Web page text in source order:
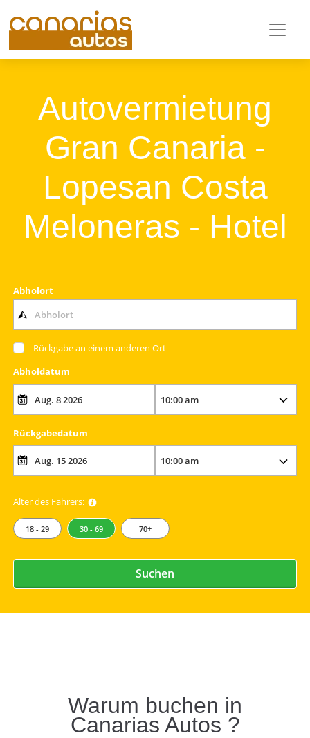
Autovermietung
Gran Canaria -
Lopesan Costa
Meloneras - Hotel
Abholort
Rückgabe an einem anderen Ort
Abholdatum
Rückgabedatum
Alter des Fahrers:
18 - 29 30 - 69 70+
Suchen
Warum buchen in
Canarias Autos ?